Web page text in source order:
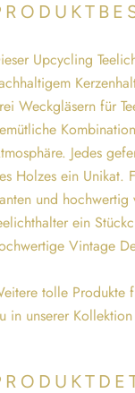
Upcycling
Weckgläsern für
Jedes
Holzes ein Unikat.
und
ein
Vintage
tolle Produkte
in unserer Kollektion